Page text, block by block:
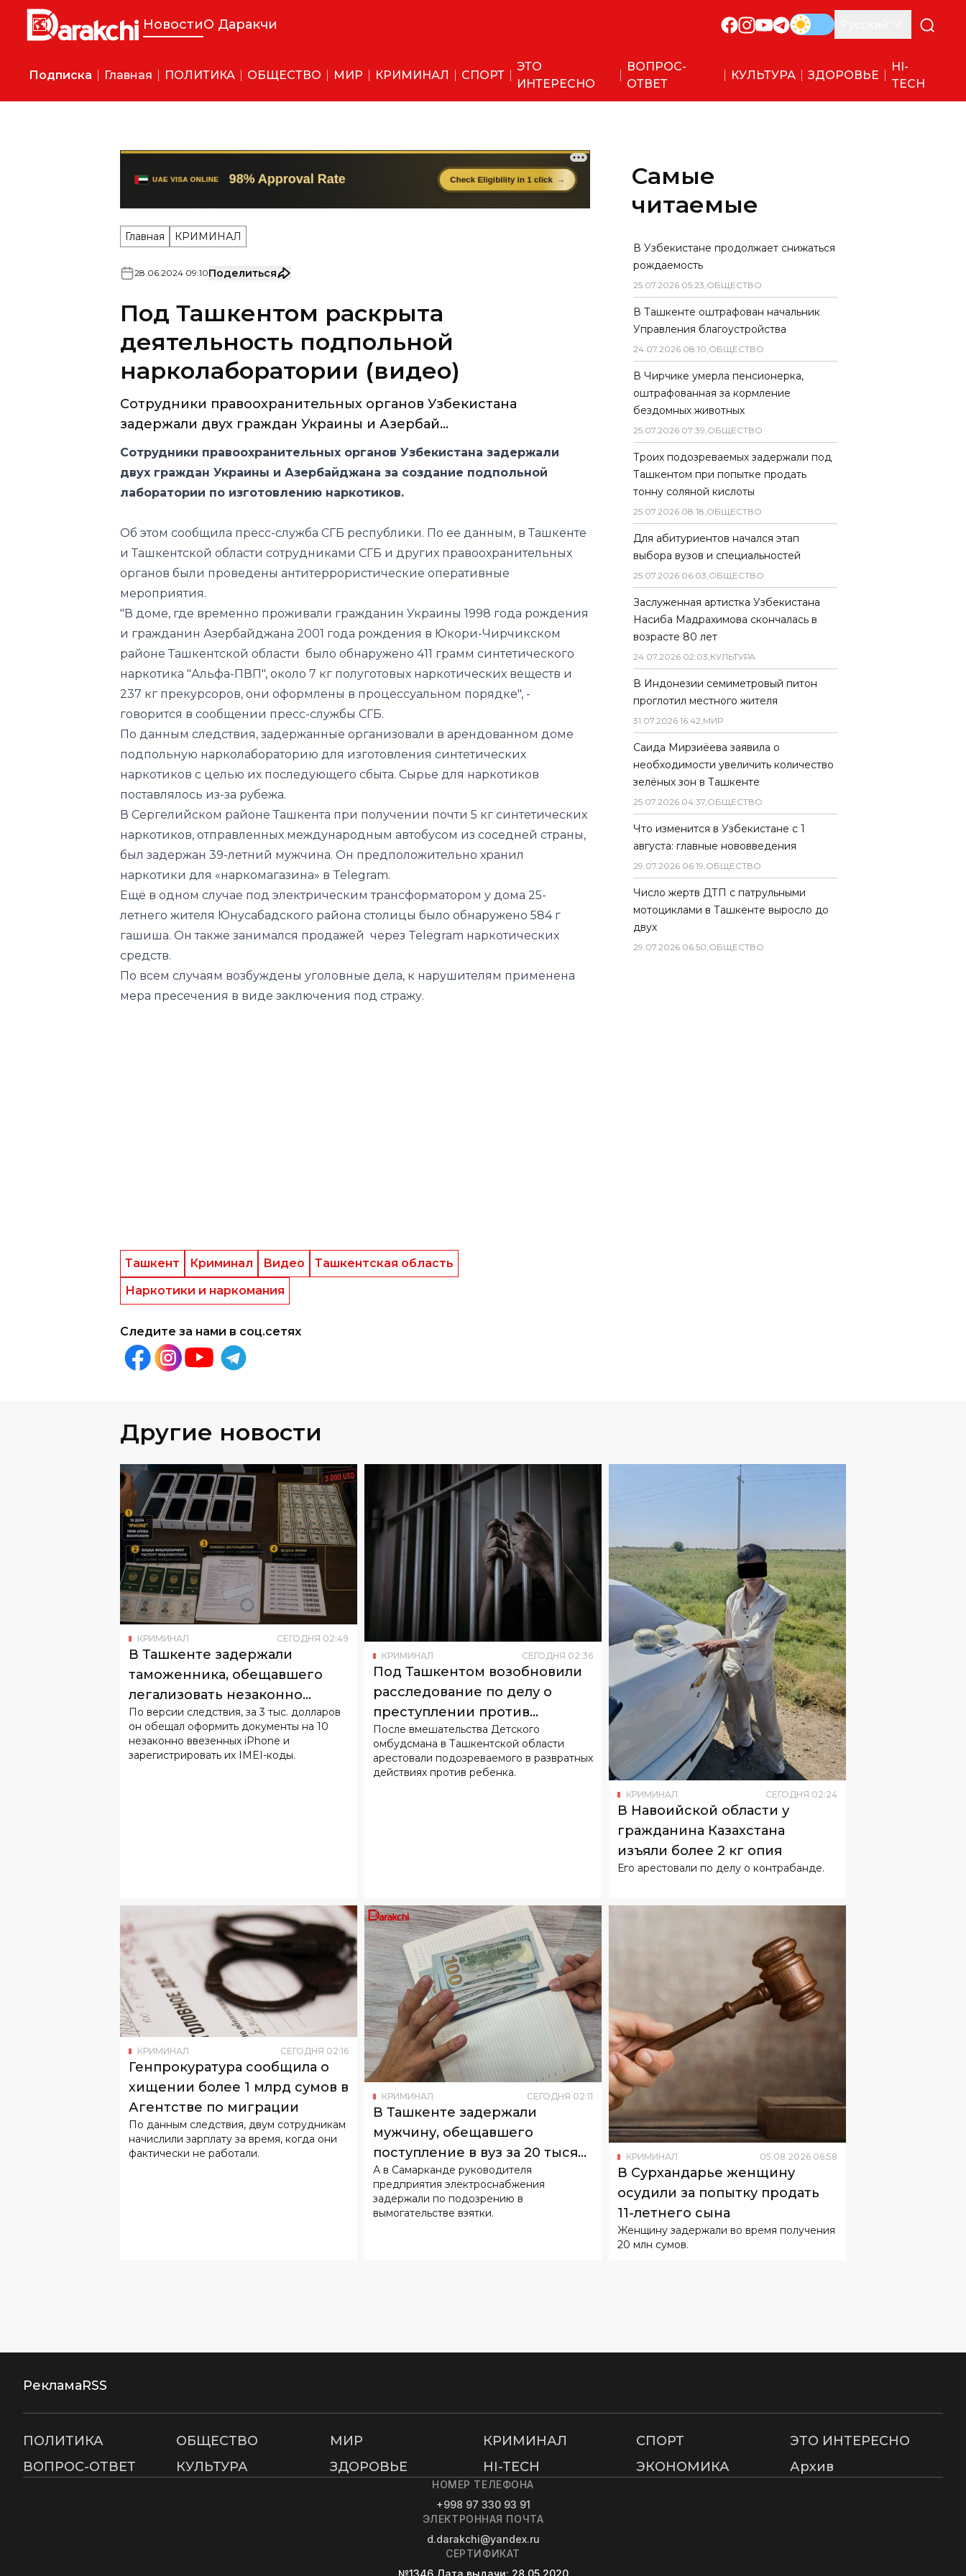
НовостиО Даракчи
Подписка Главная ПОЛИТИКА ОБЩЕСТВО МИР КРИМИНАЛ СПОРТ
ЭТО
ИНТЕРЕСНО
ВОПРОС-
ОТВЕТ
КУЛЬТУРА ЗДОРОВЬЕ
HI-
TECH
Главная КРИМИНАЛ
28 06 2024 09:10Поделиться
Под Ташкентом раскрыта
деятельность подпольной
нарколаборатории (видео)
Сотрудники правоохранительных органов Узбекистана
задержали двух граждан Украины и Азербай...
Сотрудники правоохранительных органов Узбекистана задержали
двух граждан Украины и Азербайджана за создание подпольной
лаборатории по изготовлению наркотиков.
Об этом сообщила пресс-служба СГБ республики. По ее данным, в Ташкенте
и Ташкентской области сотрудниками СГБ и других правоохранительных
органов были проведены антитеррористические оперативные
мероприятия.
"В доме, где временно проживали гражданин Украины 1998 года рождения
и гражданин Азербайджана 2001 года рождения в Юкори-Чирчикском
районе Ташкентской области было обнаружено 411 грамм синтетического
наркотика "Альфа-ПВП", около 7 кг полуготовых наркотических веществ и
237 кг прекурсоров, они оформлены в процессуальном порядке", -
говорится в сообщении пресс-службы СГБ.
По данным следствия, задержанные организовали в арендованном доме
подпольную нарколабораторию для изготовления синтетических
наркотиков с целью их последующего сбыта. Сырье для наркотиков
поставлялось из-за рубежа.
В Сергелийском районе Ташкента при получении почти 5 кг синтетических
наркотиков, отправленных международным автобусом из соседней страны,
был задержан 39-летний мужчина. Он предположительно хранил
наркотики для «наркомагазина» в Telegram.
Ещё в одном случае под электрическим трансформатором у дома 25-
летнего жителя Юнусабадского района столицы было обнаружено 584 г
гашиша. Он также занимался продажей через Telegram наркотических
средств.
По всем случаям возбуждены уголовные дела, к нарушителям применена
мера пресечения в виде заключения под стражу.
Ташкент Криминал Видео
Ташкентская область
Наркотики и наркомания
Следите за нами в соц.сетях
Самые
читаемые
В Узбекистане продолжает снижаться
рождаемость
25.07.2026 05:23,ОБЩЕСТВО
В Ташкенте оштрафован начальник
Управления благоустройства
24.07.2026 08:10,ОБЩЕСТВО
В Чирчике умерла пенсионерка,
оштрафованная за кормление
бездомных животных
25.07.2026 07:39,ОБЩЕСТВО
Троих подозреваемых задержали под
Ташкентом при попытке продать
тонну соляной кислоты
25.07.2026 08:18,ОБЩЕСТВО
Для абитуриентов начался этап
выбора вузов и специальностей
25.07.2026 06:03,ОБЩЕСТВО
Заслуженная артистка Узбекистана
Насиба Мадрахимова скончалась в
возрасте 80 лет
24.07.2026 02:03,КУЛЬТУРА
В Индонезии семиметровый питон
проглотил местного жителя
31.07.2026 16:42,МИР
Саида Мирзиёева заявила о
необходимости увеличить количество
зелёных зон в Ташкенте
25.07.2026 04:37,ОБЩЕСТВО
Что изменится в Узбекистане с 1
августа: главные нововведения
29.07.2026 06:19,ОБЩЕСТВО
Число жертв ДТП с патрульными
мотоциклами в Ташкенте выросло до
двух
29.07.2026 06:50,ОБЩЕСТВО
Другие новости
КРИМИНАЛ СЕГОДНЯ 02:49
В Ташкенте задержали
таможенника, обещавшего
легализовать незаконно
ввезенные iPhone
По версии следствия, за 3 тыс. долларов
он обещал оформить документы на 10
незаконно ввезенных iPhone и
зарегистрировать их IMEI-коды.
КРИМИНАЛ СЕГОДНЯ 02:36
Под Ташкентом возобновили
расследование по делу о
преступлении против
несовершеннолетнего
После вмешательства Детского
омбудсмана в Ташкентской области
арестовали подозреваемого в развратных
действиях против ребенка.
КРИМИНАЛ СЕГОДНЯ 02:24
В Навоийской области у
гражданина Казахстана
изъяли более 2 кг опия
Его арестовали по делу о контрабанде.
КРИМИНАЛ СЕГОДНЯ 02:16
Генпрокуратура сообщила о
хищении более 1 млрд сумов в
Агентстве по миграции
По данным следствия, двум сотрудникам
начислили зарплату за время, когда они
фактически не работали.
КРИМИНАЛ СЕГОДНЯ 02:11
В Ташкенте задержали
мужчину, обещавшего
поступление в вуз за 20 тысяч
долларов
А в Самарканде руководителя
предприятия электроснабжения
задержали по подозрению в
вымогательстве взятки.
КРИМИНАЛ 05.08.2026 06:58
В Сурхандарье женщину
осудили за попытку продать
11-летнего сына
Женщину задержали во время получения
20 млн сумов.
РекламаRSS
ПОЛИТИКА ОБЩЕСТВО МИР КРИМИНАЛ СПОРТ
ЭТО ИНТЕРЕСНО
ВОПРОС-ОТВЕТ
КУЛЬТУРА ЗДОРОВЬЕ HI-TECH ЭКОНОМИКА Архив
НОМЕР ТЕЛЕФОНА
+998 97 330 93 91
ЭЛЕКТРОННАЯ ПОЧТА
d.darakchi@yandex.ru
СЕРТИФИКАТ
№1346 Дата выдачи: 28.05.2020